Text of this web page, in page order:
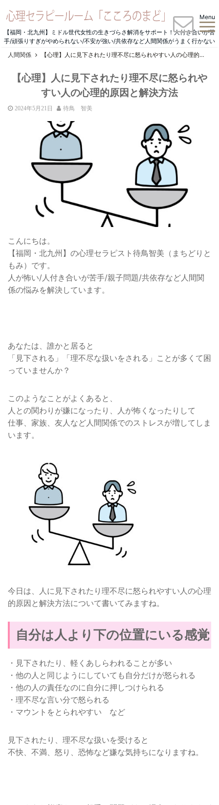
【福岡・北九州】ミドル世代女性の生きづらさ解消をサポート！人付き合いが苦
手/頑張りすぎがやめられない/不安が強い/共依存など人間関係がうまく行かない
Menu
人間関係 【心理】人に見下されたり理不尽に怒られやすい人の心理的原因と解決方法
【心理】人に見下されたり理不尽に怒られや
すい人の心理的原因と解決方法
2024年5月21日 待鳥 智美
こんにちは。
【福岡・北九州】の心理セラピスト待鳥智美（まちどりと
もみ）です。
人が怖い/人付き合いが苦手/親子問題/共依存など人間関
係の悩みを解決しています。
あなたは、誰かと居ると
「見下される」「理不尽な扱いをされる」ことが多くて困
っていませんか？
このようなことがよくあると、
人との関わりが嫌になったり、人が怖くなったりして
仕事、家族、友人など人間関係でのストレスが増してしま
います。
今日は、人に見下されたり理不尽に怒られやすい人の心理
的原因と解決方法について書いてみますね。
自分は人より下の位置にいる感覚
・見下されたり、軽くあしらわれることが多い
・他の人と同じようにしていても自分だけが怒られる
・他の人の責任なのに自分に押しつけられる
・理不尽な言い分で怒られる
・マウントをとられやすい など
見下されたり、理不尽な扱いを受けると
不快、不満、怒り、恐怖など嫌な気持ちになりますね。